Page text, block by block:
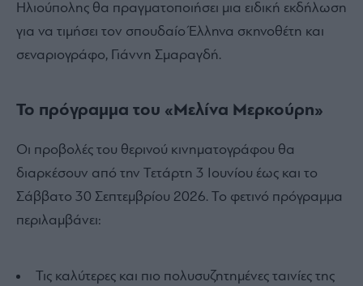
Ηλιούπολης θα πραγματοποιήσει μια ειδική εκδήλωση
για να τιμήσει τον σπουδαίο Έλληνα σκηνοθέτη και
σεναριογράφο, Γιάννη Σμαραγδή.
Το πρόγραμμα του «Μελίνα Μερκούρη»
Οι προβολές του θερινού κινηματογράφου θα
διαρκέσουν από την Τετάρτη 3 Ιουνίου έως και το
Σάββατο 30 Σεπτεμβρίου 2026. Το φετινό πρόγραμμα
περιλαμβάνει:
Τις καλύτερες και πιο πολυσυζητημένες ταινίες της